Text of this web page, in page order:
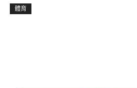
體育